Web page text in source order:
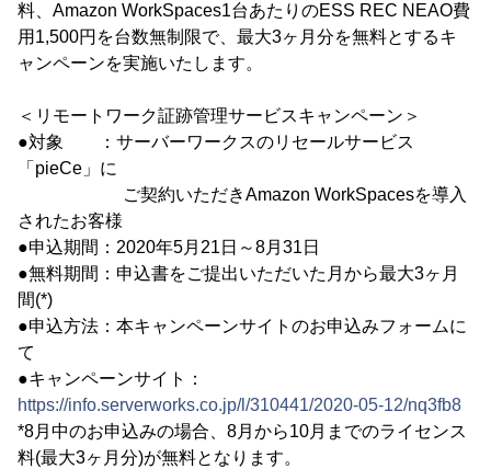
料、Amazon WorkSpaces1台あたりのESS REC NEAO費
用1,500円を台数無制限で、最大3ヶ月分を無料とするキ
ャンペーンを実施いたします。
＜リモートワーク証跡管理サービスキャンペーン＞
●対象 ：サーバーワークスのリセールサービス
「pieCe」に
ご契約いただきAmazon WorkSpacesを導入
されたお客様
●申込期間：2020年5月21日～8月31日
●無料期間：申込書をご提出いただいた月から最大3ヶ月
間(*)
●申込方法：本キャンペーンサイトのお申込みフォームに
て
●キャンペーンサイト：
https://info.serverworks.co.jp/l/310441/2020-05-12/nq3fb8
*8月中のお申込みの場合、8月から10月までのライセンス
料(最大3ヶ月分)が無料となります。